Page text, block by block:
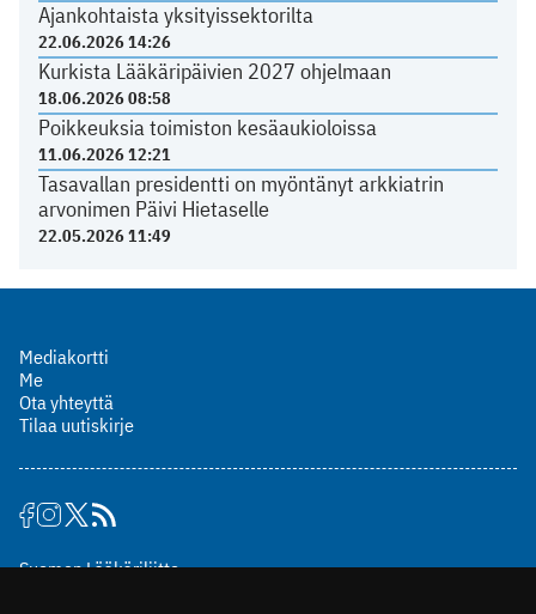
Ajankohtaista yksityissektorilta
22.06.2026 14:26
Kurkista Lääkäripäivien 2027 ohjelmaan
18.06.2026 08:58
Poikkeuksia toimiston kesäaukioloissa
11.06.2026 12:21
Tasavallan presidentti on myöntänyt arkkiatrin
arvonimen Päivi Hietaselle
22.05.2026 11:49
Mediakortti
Me
Ota yhteyttä
Tilaa uutiskirje
Suomen Lääkäriliitto